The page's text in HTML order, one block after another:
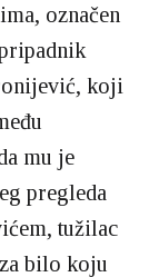
označen
koji
mu je
pregleda
tužilac
bilo koju